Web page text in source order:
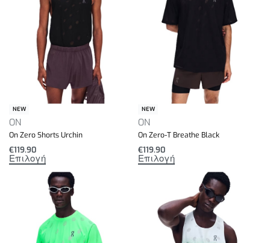
NEW
ON
On Zero Shorts Urchin
€119.90
Επιλογή
NEW
ON
On Zero-T Breathe Black
€119.90
Επιλογή